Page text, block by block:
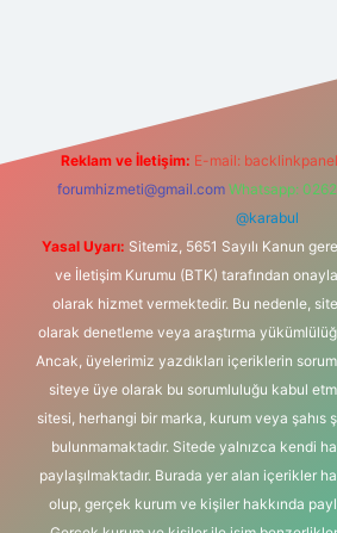
Reklam ve İletişim: E-mail:
forumhizmeti@gmail.com Whatsapp:
@karabul
Yasal Uyarı: Sitemiz, 5651 Sayılı Kanun
ve İletişim Kurumu (BTK) tarafından
olarak hizmet vermektedir. Bu nedenle,
olarak denetleme veya araştırma
Ancak, üyelerimiz yazdıkları içeriklerin
siteye üye olarak bu sorumluluğu kabul
sitesi, herhangi bir marka, kurum veya şahıs
bulunmamaktadır. Sitede yalnızca kendi
paylaşılmaktadır. Burada yer alan içerikler
olup, gerçek kurum ve kişiler hakkında